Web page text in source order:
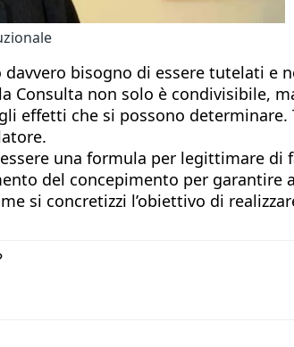
bisogno di essere tutelati e
Consulta non solo è condivisibile,
effetti che si possono
una formula per legittimare
del concepimento per
si concretizzi l’obiettivo di